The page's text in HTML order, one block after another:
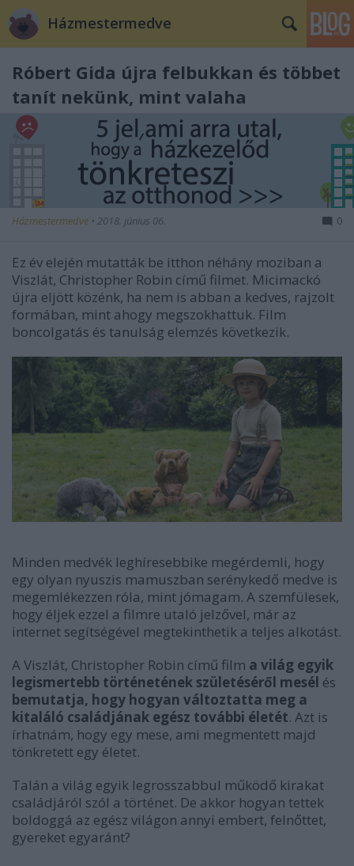
Házmestermedve
Róbert Gida újra felbukkan és többet
tanít nekünk, mint valaha
Házmestermedve • 2018. június 06. 0
Ez év elején mutatták be itthon néhány moziban a
Viszlát, Christopher Robin című filmet. Micimackó
újra eljött közénk, ha nem is abban a kedves, rajzolt
formában, mint ahogy megszokhattuk. Film
boncolgatás és tanulság elemzés következik.
Minden medvék leghíresebbike megérdemli, hogy
egy olyan nyuszis mamuszban serénykedő medve is
megemlékezzen róla, mint jómagam. A szemfülesek,
hogy éljek ezzel a filmre utaló jelzővel, már az
internet segítségével megtekinthetik a teljes alkotást.
A Viszlát, Christopher Robin című film a világ egyik
legismertebb történetének születéséről mesél és
bemutatja, hogy hogyan változtatta meg a
kitaláló családjának egész további életét. Azt is
írhatnám, hogy egy mese, ami megmentett majd
tönkretett egy életet.
Talán a világ egyik legrosszabbul működő kirakat
családjáról szól a történet. De akkor hogyan tettek
boldoggá az egész világon annyi embert, felnőttet,
gyereket egyaránt?